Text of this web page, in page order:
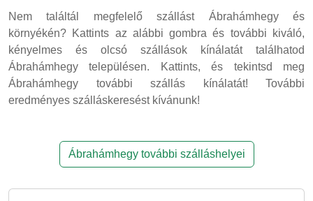
Nem találtál megfelelő szállást Ábrahámhegy és
környékén? Kattints az alábbi gombra és további kiváló,
kényelmes és olcsó szállások kínálatát találhatod
Ábrahámhegy településen. Kattints, és tekintsd meg
Ábrahámhegy további szállás kínálatát! További
eredményes szálláskeresést kívánunk!
Ábrahámhegy további szálláshelyei